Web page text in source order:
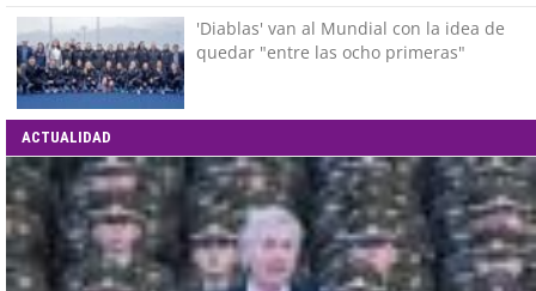
'Diablas' van al Mundial con la idea de
quedar "entre las ocho primeras"
ACTUALIDAD